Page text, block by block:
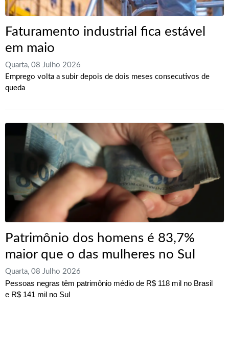
Faturamento industrial fica estável
em maio
Quarta, 08 Julho 2026
Emprego volta a subir depois de dois meses consecutivos de
queda
Patrimônio dos homens é 83,7%
maior que o das mulheres no Sul
Quarta, 08 Julho 2026
Pessoas negras têm patrimônio médio de R$ 118 mil no Brasil
e R$ 141 mil no Sul